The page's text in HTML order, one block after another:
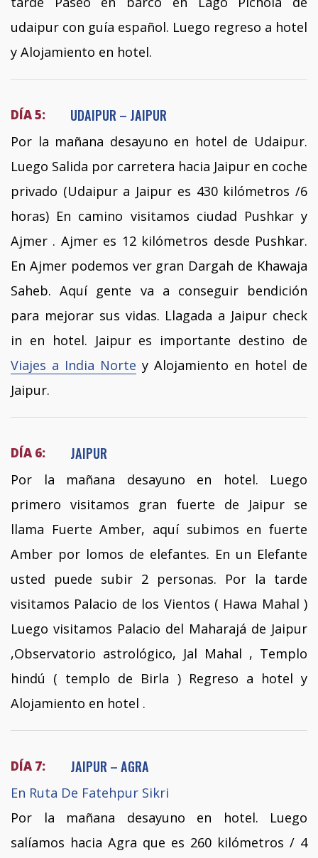
udaipur con guía español. Luego regreso a hotel
y Alojamiento en hotel.
DÍA 5: UDAIPUR – JAIPUR
Por la mañana desayuno en hotel de Udaipur.
Luego Salida por carretera hacia Jaipur en coche
privado (Udaipur a Jaipur es 430 kilómetros /6
horas) En camino visitamos ciudad Pushkar y
Ajmer . Ajmer es 12 kilómetros desde Pushkar.
En Ajmer podemos ver gran Dargah de Khawaja
Saheb. Aquí gente va a conseguir bendición
para mejorar sus vidas. Llagada a Jaipur check
in en hotel. Jaipur es importante destino de
Viajes a India Norte y Alojamiento en hotel de
Jaipur.
DÍA 6: JAIPUR
Por la mañana desayuno en hotel. Luego
primero visitamos gran fuerte de Jaipur se
llama Fuerte Amber, aquí subimos en fuerte
Amber por lomos de elefantes. En un Elefante
usted puede subir 2 personas. Por la tarde
visitamos Palacio de los Vientos ( Hawa Mahal )
Luego visitamos Palacio del Maharajá de Jaipur
,Observatorio astrológico, Jal Mahal , Templo
hindú ( templo de Birla ) Regreso a hotel y
Alojamiento en hotel .
DÍA 7: JAIPUR – AGRA
En Ruta De Fatehpur Sikri
Por la mañana desayuno en hotel. Luego
salíamos hacia Agra que es 260 kilómetros / 4